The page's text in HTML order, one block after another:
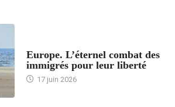
Europe. L’éternel combat des
immigrés pour leur liberté
17 juin 2026